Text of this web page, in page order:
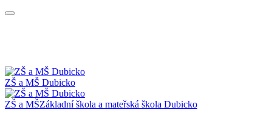
ZŠ a MŠ Dubicko
ZŠ a MŠZákladní škola a mateřská škola Dubicko